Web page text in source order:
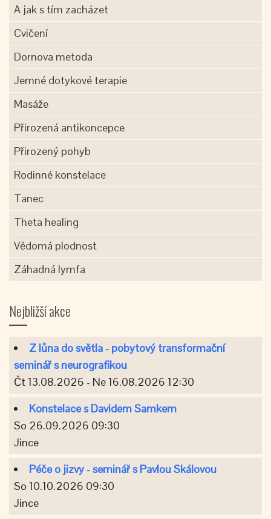
A jak s tím zacházet
Cvičení
Dornova metoda
Jemné dotykové terapie
Masáže
Přirozená antikoncepce
Přirozený pohyb
Rodinné konstelace
Tanec
Theta healing
Vědomá plodnost
Záhadná lymfa
Nejbližší akce
Z lůna do světla - pobytový transformační
seminář s neurografikou
Čt 13.08.2026 - Ne 16.08.2026 12:30
Konstelace s Davidem Samkem
So 26.09.2026 09:30
Jince
Péče o jizvy - seminář s Pavlou Skálovou
So 10.10.2026 09:30
Jince